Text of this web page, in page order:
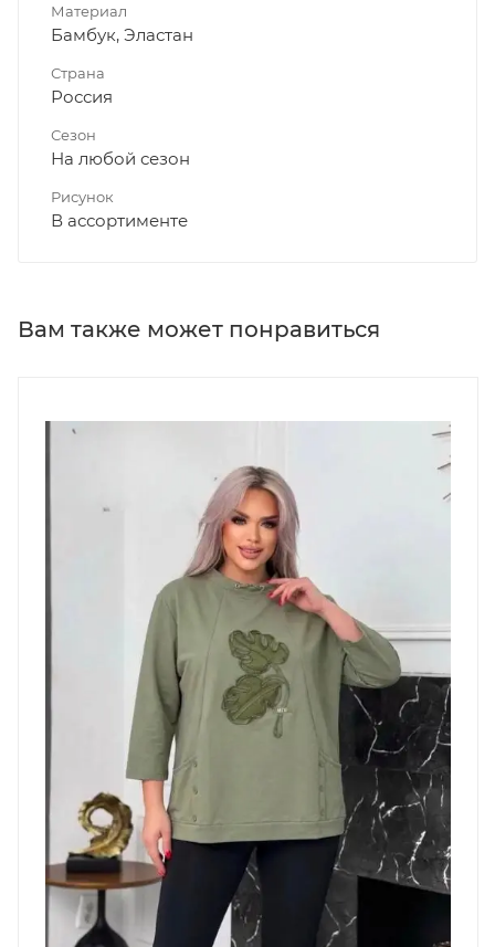
Материал
Бамбук, Эластан
Страна
Россия
Сезон
На любой сезон
Рисунок
В ассортименте
Вам также может понравиться